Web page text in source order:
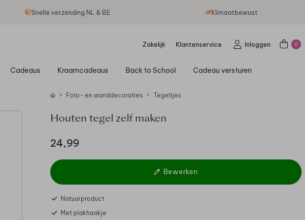
Snelle verzending NL & BE Klimaatbewust
Zakelijk Klantenservice Inloggen 0
Cadeaus Kraamcadeaus Back to School Cadeau versturen
Foto- en wanddecoraties Tegeltjes
Houten tegel zelf maken
24,99
Bewerken
Natuurproduct
Met plakhaakje